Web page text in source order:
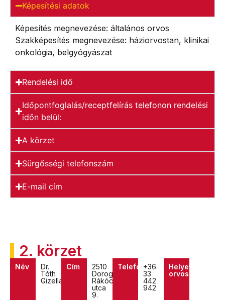
Képesítési adatok
Képesítés megnevezése: általános orvos
Szakképesítés megnevezése: háziorvostan, klinikai
onkológia, belgyógyászat
Rendelési idő
Időpontfoglalás/receptfelírás telefonon rendelési
időn belül:
A körzet
Sürgősségi telefonszám
E-mail cím
2. körzet
Név
Dr.
Tóth
Gizella
Cím
2510
Dorog,
Rákóczi
utca
9.
Telefon+36
33
442
942
Helyettes
orvos